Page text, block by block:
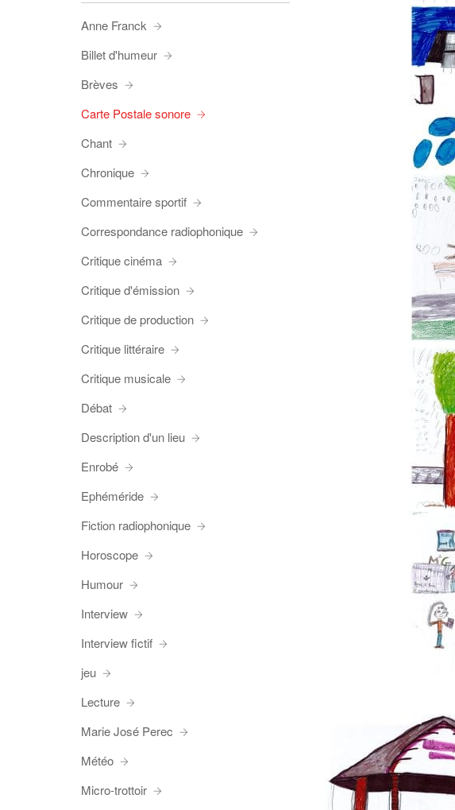
Anne Franck
Billet d'humeur
Brèves
Carte Postale sonore
Chant
Chronique
Commentaire sportif
Correspondance radiophonique
Critique cinéma
Critique d'émission
Critique de production
Critique littéraire
Critique musicale
Débat
Description d'un lieu
Enrobé
Ephéméride
Fiction radiophonique
Horoscope
Humour
Interview
Interview fictif
jeu
Lecture
Marie José Perec
Météo
Micro-trottoir